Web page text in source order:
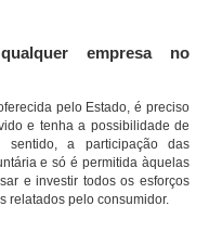
empresa no
pelo Estado, é preciso
e tenha a possibilidade de
sentido, a participação das
e só é permitida àquelas
e investir todos os esforços
relatados pelo consumidor.